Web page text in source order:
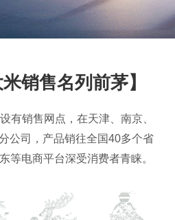
销售名列前茅】
有销售网点，在天津、南京、
公司，产品销往全国40多个省
等电商平台深受消费者青睐。